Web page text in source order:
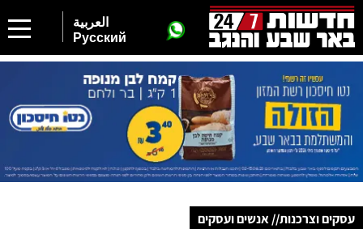
العربية
Русский
עסקים וצרכנות// אנשים ועסקים